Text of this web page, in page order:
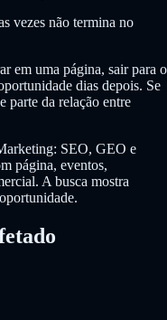
vezes não termina no
em uma página, sair para o
dias depois. Se
parte da relação entre
SEO, GEO e
página, eventos,
A busca mostra